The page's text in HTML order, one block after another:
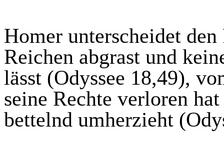
Homer unterscheidet
Reichen abgrast und
lässt (Odyssee 18,49),
seine Rechte verloren
bettelnd umherzieht